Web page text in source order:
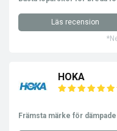
Läs recension
HOKA
Främsta märke för